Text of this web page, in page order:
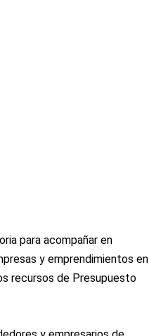
para acompañar en
y emprendimientos en
recursos de Presupuesto